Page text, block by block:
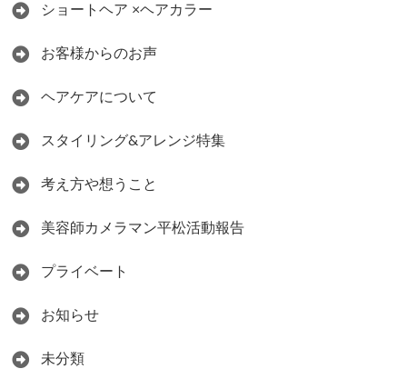
ショートヘア ×ヘアカラー
お客様からのお声
ヘアケアについて
スタイリング&アレンジ特集
考え方や想うこと
美容師カメラマン平松活動報告
プライベート
お知らせ
未分類